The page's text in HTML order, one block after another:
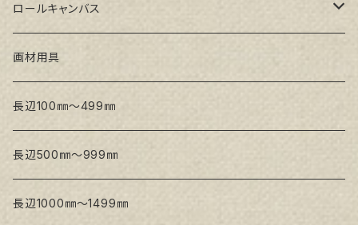
トークロ イエロー(中目)
トークロ 赤SP(中目)
Snow White SPC(中目)
シナパネル
GAERA F(中細目)
GAERA BA(中荒目)
Snow White SPC(中目)
Snow White SLA(中目)
ロールキャンバス
GAERA F(中細目) / BA(中荒目)
Snow White SLA(中目)
Snow White SLH(中太目)
Snow White SPC(中目)
画材用具
長辺100㎜～499㎜
長辺500㎜～999㎜
長辺1000㎜～1499㎜